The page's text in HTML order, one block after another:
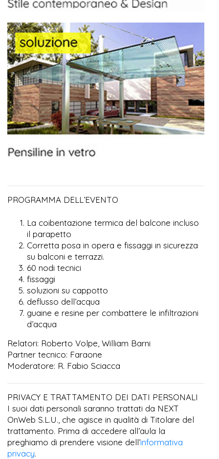
PROGRAMMA DELL’EVENTO
La coibentazione termica del balcone incluso
il parapetto
Corretta posa in opera e fissaggi in sicurezza
su balconi e terrazzi.
60 nodi tecnici
fissaggi
soluzioni su cappotto
deflusso dell’acqua
guaine e resine per combattere le infiltrazioni
d’acqua
Relatori: Roberto Volpe, William Barni
Partner tecnico: Faraone
Moderatore: R. Fabio Sciacca
PRIVACY E TRATTAMENTO DEI DATI PERSONALI
I suoi dati personali saranno trattati da NEXT
OnWeb S.L.U., che agisce in qualità di Titolare del
trattamento. Prima di accedere all’aula la
preghiamo di prendere visione dell’informativa
privacy.